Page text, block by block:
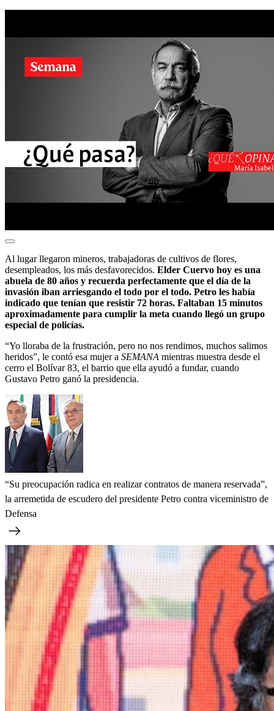
Al lugar llegaron mineros, trabajadoras de cultivos de flores,
desempleados, los más desfavorecidos. Elder Cuervo hoy es una
abuela de 80 años y recuerda perfectamente que el día de la
invasión iban arriesgando el todo por el todo. Petro les había
indicado que tenían que resistir 72 horas. Faltaban 15 minutos
aproximadamente para cumplir la meta cuando llegó un grupo
especial de policías.
“Yo lloraba de la frustración, pero no nos rendimos, muchos salimos
heridos”, le contó esa mujer a SEMANA mientras muestra desde el
cerro el Bolívar 83, el barrio que ella ayudó a fundar, cuando
Gustavo Petro ganó la presidencia.
“Su preocupación radica en realizar contratos de manera reservada”,
la arremetida de escudero del presidente Petro contra viceministro de
Defensa